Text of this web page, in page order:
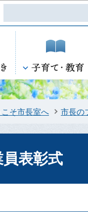
こそ市長室へ 市長の
表彰式